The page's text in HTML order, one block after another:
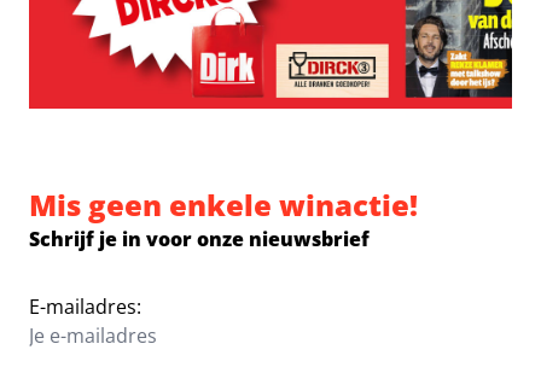
Mis geen enkele winactie!
Schrijf je in voor onze nieuwsbrief
E-mailadres: